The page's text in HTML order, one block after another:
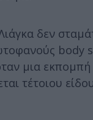
δεν
body
μια
τέτοιου